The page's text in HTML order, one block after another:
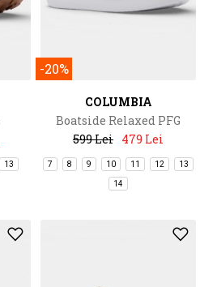
13
-20%
COLUMBIA
Boatside Relaxed PFG
599 Lei 479 Lei
7 8 9 10 11 12 13
14